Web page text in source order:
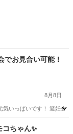
でお見合い可能！
8月8日
いっぱいです！ 避妊去
ちゃん✨️